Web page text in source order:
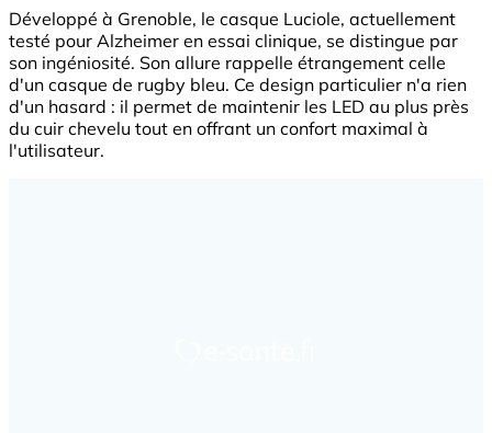
Développé à Grenoble, le casque Luciole, actuellement
testé pour Alzheimer en essai clinique, se distingue par
son ingéniosité. Son allure rappelle étrangement celle
d'un casque de rugby bleu. Ce design particulier n'a rien
d'un hasard : il permet de maintenir les LED au plus près
du cuir chevelu tout en offrant un confort maximal à
l'utilisateur.